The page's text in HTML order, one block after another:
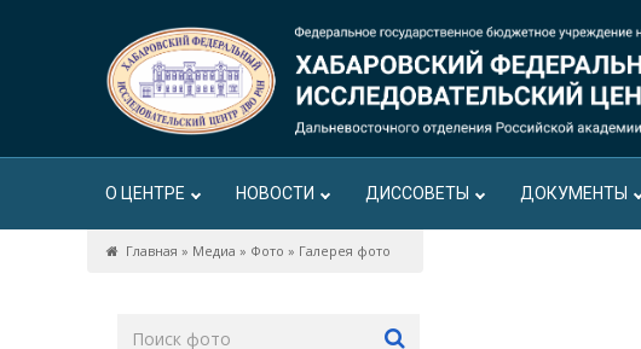
О ЦЕНТРЕ НОВОСТИ ДИССОВЕТЫ ДОКУМЕНТЫ
Главная » Медиа » Фото » Галерея фото